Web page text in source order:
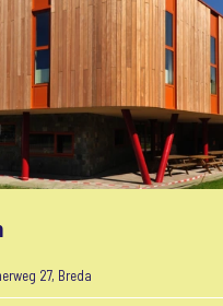
27, Breda